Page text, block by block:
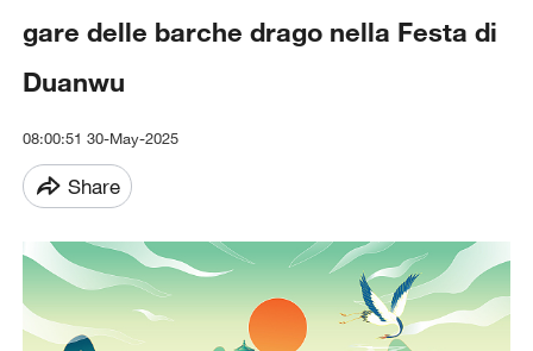
gare delle barche drago nella Festa di
Duanwu
08:00:51 30-May-2025
Share